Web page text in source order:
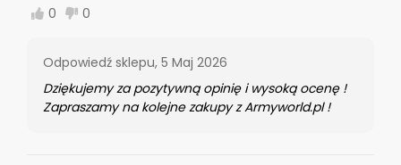
0
0
Odpowiedź sklepu, 5 Maj 2026
Dziękujemy za pozytywną opinię i wysoką ocenę !
Zapraszamy na kolejne zakupy z Armyworld.pl !